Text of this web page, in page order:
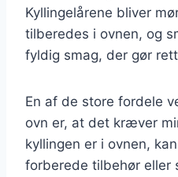
Kyllingelårene bliver
tilberedes i ovnen, og
fyldig smag, der gør
En af de store fordele
ovn er, at det kræver
kyllingen er i ovnen,
forberede tilbehør eller